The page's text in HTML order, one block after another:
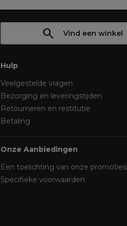
Vind een winkel
Hulp
Veelgestelde vragen
Bezorging en leveringstijden
Retourneren en restitutie
Betaling
Onze Aanbiedingen
Een toelichting van onze promoties
Specifieke voorwaarden